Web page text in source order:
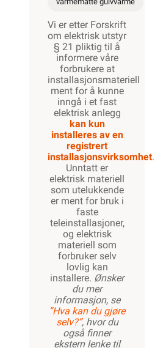
Vi er etter Forskrift
om elektrisk utstyr
§ 21 pliktig til å
informere våre
forbrukere at
installasjonsmateriell
ment for å kunne
inngå i et fast
elektrisk anlegg
kan kun
installeres av en
registrert
installasjonsvirksomhet.
Unntatt er
elektrisk materiell
som utelukkende
er ment for bruk i
faste
teleinstallasjoner,
og elektrisk
materiell som
forbruker selv
lovlig kan
installere. Ønsker
du mer
informasjon, se
”Hva kan du gjøre
selv?”, hvor du
også finner
ekstern lenke til